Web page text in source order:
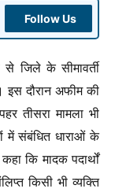
Follow Us
जिले के सीमावर्ती
इस दौरान अफीम की
तीसरा मामला भी
में संबंधित धाराओं के
कि मादक पदार्थों
किसी भी व्यक्ति